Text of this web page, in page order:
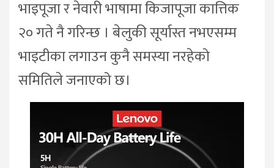
भाइपूजा र नेवारी भाषामा किजापूजा कात्तिक
२० गते नै गरिन्छ । बेलुकी सूर्यास्त नभएसम्म
भाइटीका लगाउन कुनै समस्या नरहेको
समितिले जनाएको छ।